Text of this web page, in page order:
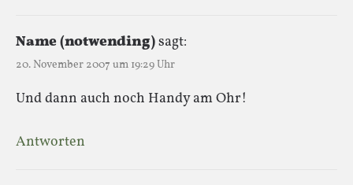
Name (notwending)sagt:
20. November 2007 um 19:29 Uhr
Und dann auch noch Handy am Ohr!
Antworten